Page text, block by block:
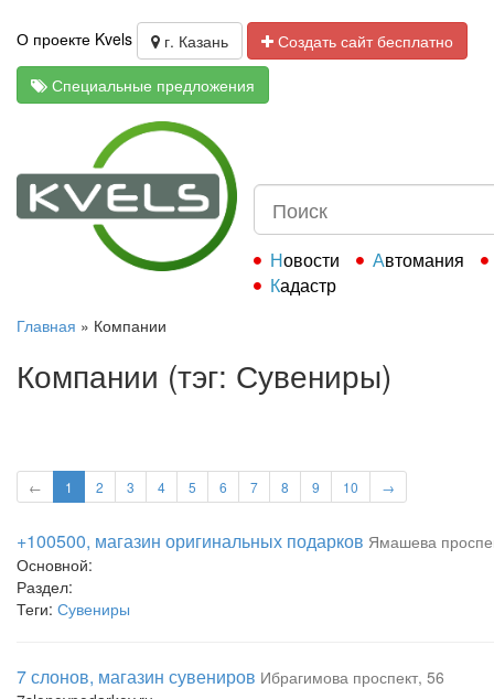
О проекте Kvels г. Казань
Создать сайт бесплатно
Специальные предложения
Новости
Автомания
Кадастр
Главная » Компании
Компании (тэг: Сувениры)
← 1 2 3 4 5 6 7 8 9 10 →
+100500, магазин оригинальных подарков Ямашева
Основной:
Раздел:
Теги: Сувениры
7 слонов, магазин сувениров Ибрагимова проспект, 56